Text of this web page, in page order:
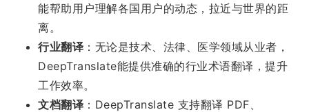
能帮助用户理解各国用户的动态，拉近与世界的距
离。
行业翻译 ：无论是技术、法律、医学领域从业者，
DeepTranslate能提供准确的行业术语翻译，提升
工作效率。
文档翻译 ：DeepTranslate 支持翻译 PDF、